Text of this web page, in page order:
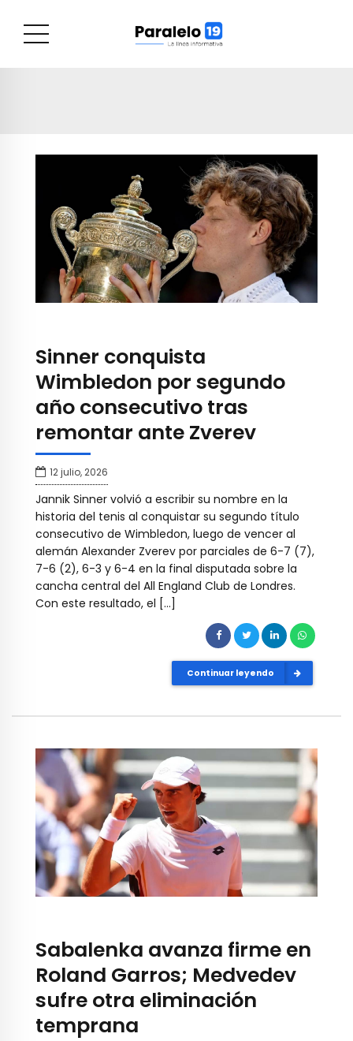
Sinner conquista
Wimbledon por segundo
año consecutivo tras
remontar ante Zverev
12 julio, 2026
Jannik Sinner volvió a escribir su nombre en la
historia del tenis al conquistar su segundo título
consecutivo de Wimbledon, luego de vencer al
alemán Alexander Zverev por parciales de 6-7 (7),
7-6 (2), 6-3 y 6-4 en la final disputada sobre la
cancha central del All England Club de Londres.
Con este resultado, el […]
Continuar leyendo
Sabalenka avanza firme en
Roland Garros; Medvedev
sufre otra eliminación
temprana